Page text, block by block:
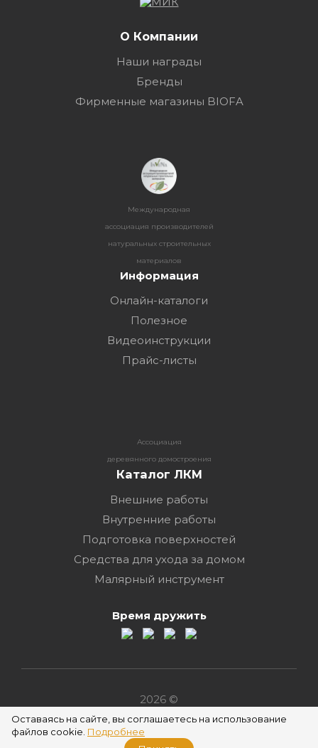
О Компании
Наши награды
Бренды
Фирменные магазины BIOFA
Международная
ассоциация производителей
натуральных строительных
материалов
Информация
Онлайн-каталоги
Полезное
Видеоинструкции
Прайс-листы
Ассоциация
деревянного домостроения
Каталог ЛКМ
Внешние работы
Внутренние работы
Подготовка поверхностей
Средства для ухода за домом
Малярный инструмент
Время дружить
2026 ©
Оставаясь на сайте, вы соглашаетесь на использование
файлов cookie. Подробнее